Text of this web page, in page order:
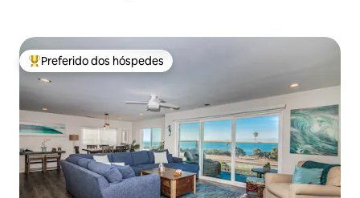
Entre os melhores preferidos dos hóspedes
Preferido dos hóspedes